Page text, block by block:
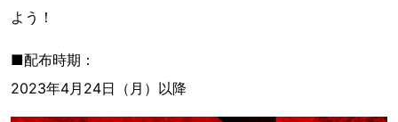
よう！
■配布時期：
2023年4月24日（月）以降